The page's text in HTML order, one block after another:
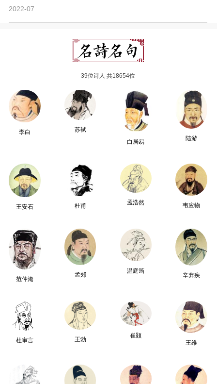
2022-07
39位诗人 共18654位
李白
苏轼
白居易
陆游
王安石 杜甫
孟浩然 韦应物
范仲淹
孟郊
温庭筠
辛弃疾
杜审言 王勃
崔颢
王维